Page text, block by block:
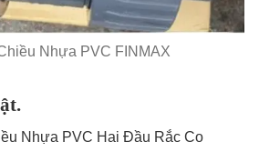
Nhựa PVC FINMAX
Nhựa PVC Hai Đầu Rắc Co